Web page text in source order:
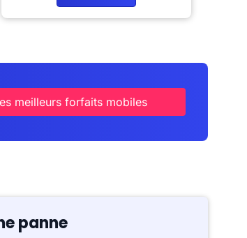
meilleurs forfaits mobiles
panne